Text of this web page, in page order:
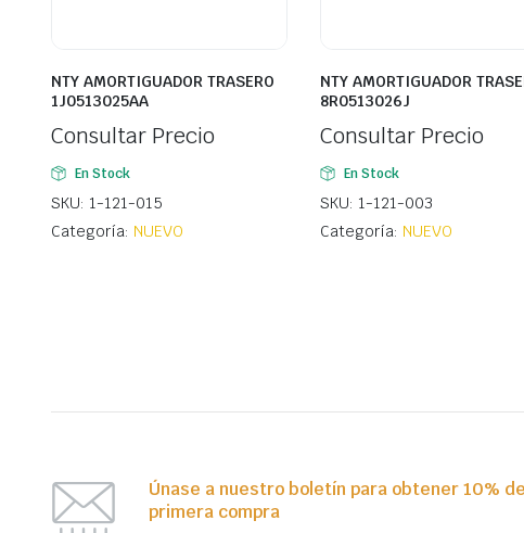
NTY AMORTIGUADOR TRASERO
1J0513025AA
Consultar Precio
En Stock
SKU: 1-121-015
Categoría: NUEVO
NTY AMORTIGUADOR
8R0513026J
Consultar Precio
En Stock
SKU: 1-121-003
Categoría: NUEVO
Únase a nuestro boletín para obtener 10%
primera compra